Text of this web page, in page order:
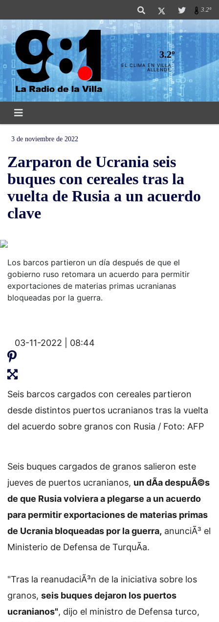
3.2º
3.2º
EL CLIMA EN VILLA
ALLENDE
3 de noviembre de 2022
Zarparon de Ucrania seis
buques con cereales tras la
vuelta de Rusia a un acuerdo
clave
Los barcos partieron un día después de que el
gobierno ruso retomara un acuerdo para permitir
exportaciones de materias primas ucranianas
bloqueadas por la guerra.
03-11-2022 | 08:44
Seis barcos cargados con cereales partieron
desde distintos puertos ucranianos tras la vuelta
del acuerdo sobre granos con Rusia / Foto: AFP
Seis buques cargados de granos salieron este
jueves de puertos ucranianos, un dÃ­a despuÃ©s
de que Rusia volviera a plegarse a un acuerdo
para permitir exportaciones de materias primas
de Ucrania bloqueadas por la guerra, anunciÃ³ el
Ministerio de Defensa de TurquÃ­a.
"Tras la reanudaciÃ³n de la iniciativa sobre los
granos, seis buques dejaron los puertos
ucranianos", dijo el ministro de Defensa turco,